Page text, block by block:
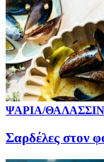
ΨΑΡΙΑ/
Σαρδέλες στον